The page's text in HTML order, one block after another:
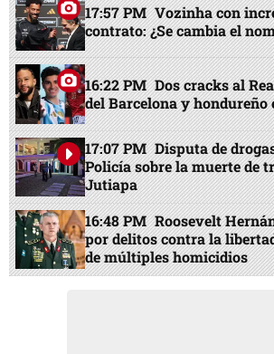
17:57 PM Vozinha con
contrato: ¿Se cambia el
16:22 PM Dos cracks al
del Barcelona y hondureño
17:07 PM Disputa de
Policía sobre la muerte de
Jutiapa
16:48 PM Roosevelt
por delitos contra la
de múltiples homicidios